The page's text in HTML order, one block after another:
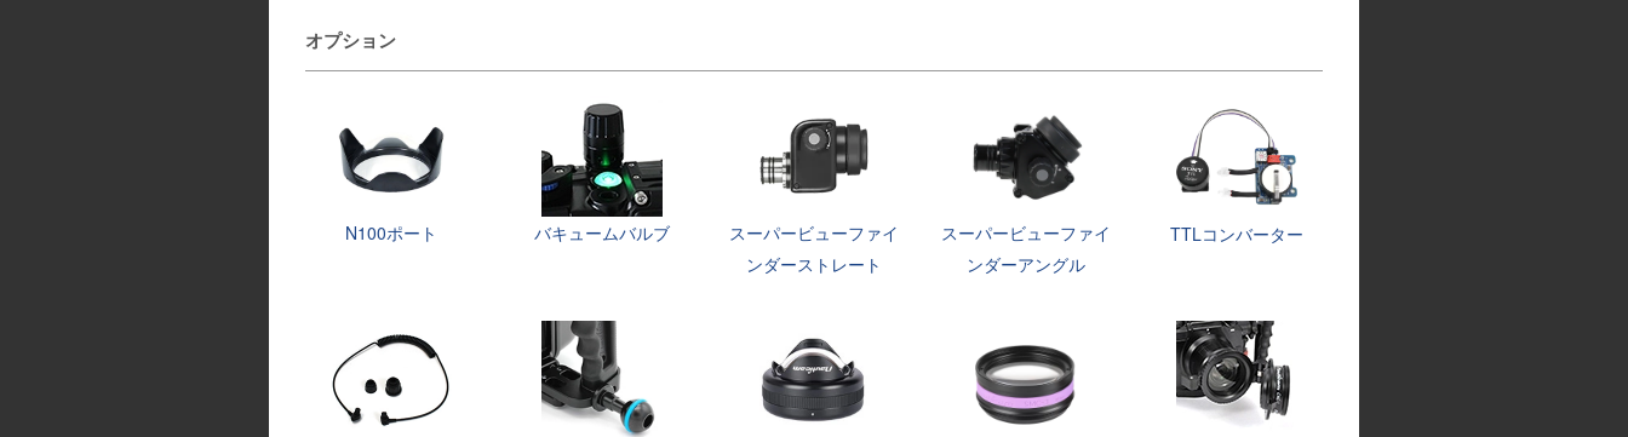
オプション
N100ポート バキュームバルブ
スーパービューファイ
ンダーストレート
スーパービューファイ
ンダーアングル
TTLコンバーター